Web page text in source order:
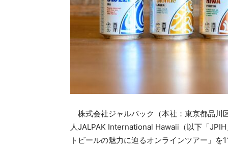
株式会社ジャルパック（本社：東京都品川
人JALPAK International Hawaii（以下「
トビールの魅力に迫るオンラインツアー」